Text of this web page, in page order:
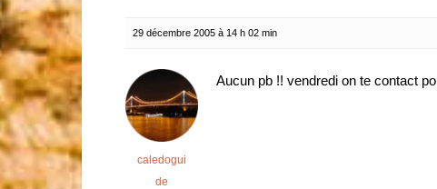
29 décembre 2005 à 14 h 02 min
caledogui
de
Aucun pb !! vendredi on te contact